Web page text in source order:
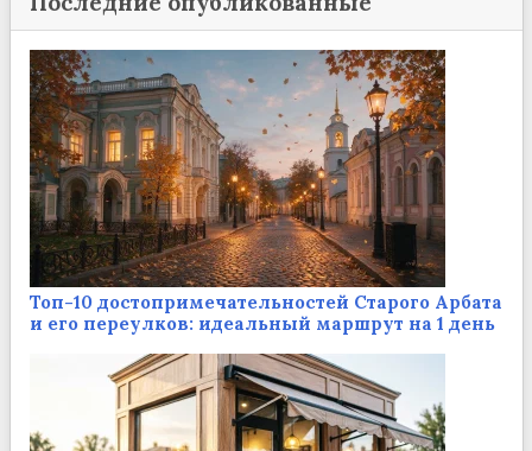
Топ-10 достопримечательностей Старого Арбата
и его переулков: идеальный маршрут на 1 день